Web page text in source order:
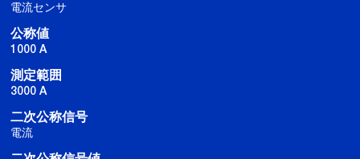
電流センサ
公称値
1000 A
測定範囲
3000 A
二次公称信号
電流